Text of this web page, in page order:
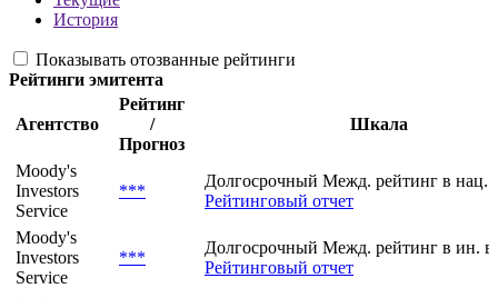
Рейтинги
Текущие
Показывать отозванные рейтинги
Рейтинги эмитента
Агентство
Рейтинг
Шкала
Moody's
Investors
Service
***
Долгосрочный Межд. рейтинг в нац.
Рейтинговый отчет